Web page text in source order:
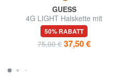
GUESS
4G LIGHT Halskette mit
mehreren Anhängern
50% RABATT
75,00 € 37,50 €